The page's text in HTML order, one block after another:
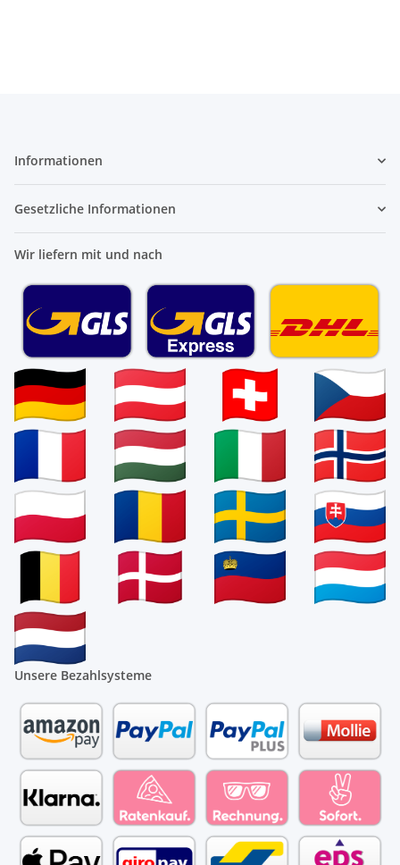
Informationen
Gesetzliche Informationen
Wir liefern mit und nach
Unsere Bezahlsysteme